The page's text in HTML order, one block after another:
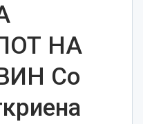
НА
Со